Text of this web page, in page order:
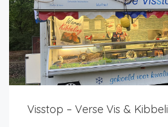
Visstop – Verse Vis &